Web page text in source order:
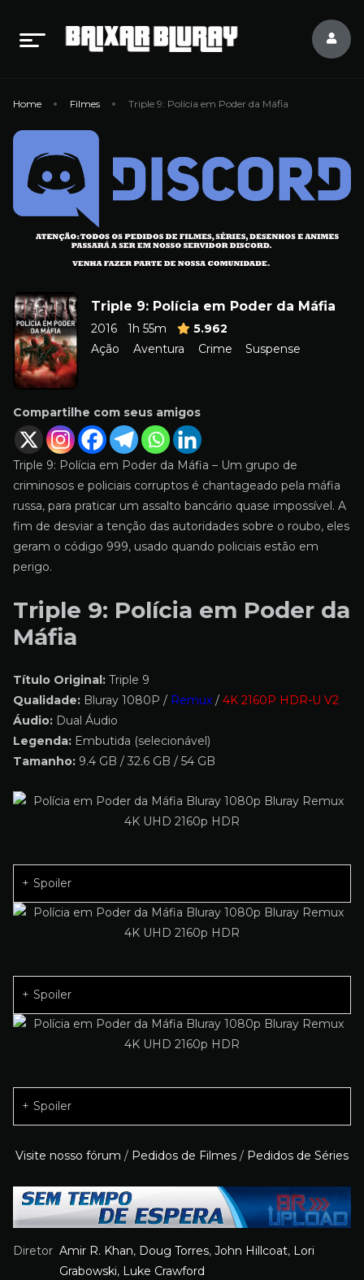
Home Filmes Triple 9: Polícia em Poder da Máfia
Triple 9: Polícia em Poder da Máfia
2016 1h 55m
5.962
Ação
Aventura Crime Suspense
Compartilhe com seus amigos
Triple 9: Polícia em Poder da Máfia – Um grupo de
criminosos e policiais corruptos é chantageado pela máfia
russa, para praticar um assalto bancário quase impossível. A
fim de desviar a tenção das autoridades sobre o roubo, eles
geram o código 999, usado quando policiais estão em
perigo.
Triple 9: Polícia em Poder da
Máfia
Título Original: Triple 9
Qualidade: Bluray 1080P / Remux / 4K 2160P HDR-U V2
Áudio: Dual Áudio
Legenda: Embutida (selecionável)
Tamanho: 9.4 GB / 32.6 GB / 54 GB
Spoiler
Spoiler
Spoiler
Visite nosso fórum / Pedidos de Filmes / Pedidos de Séries
Diretor Amir R. Khan, Doug Torres, John Hillcoat, Lori
Grabowski, Luke Crawford